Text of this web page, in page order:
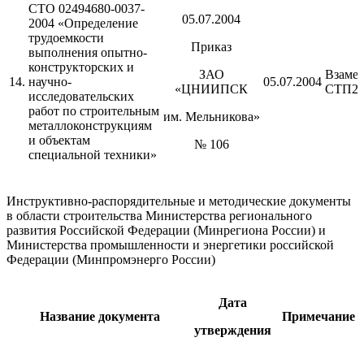
14.
СТО 02494680-0037-
2004 «Определение
трудоемкости
выполнения опытно-
конструкторских и
научно-
исследовательских
работ по строительным
металлоконструкциям
и объектам
специальной техники»
05.07.2004
Приказ
ЗАО
«ЦНИИПСК
им. Мельникова»
№ 106
05.07.2004
Инструктивно-распорядительные и методические документы
в области строительства Министерства регионального
развития Российской Федерации (Минрегиона России) и
Министерства промышленности и энергетики российской
Федерации (Минпромэнерго России)
Название документа
Дата
утверждения
Примечание